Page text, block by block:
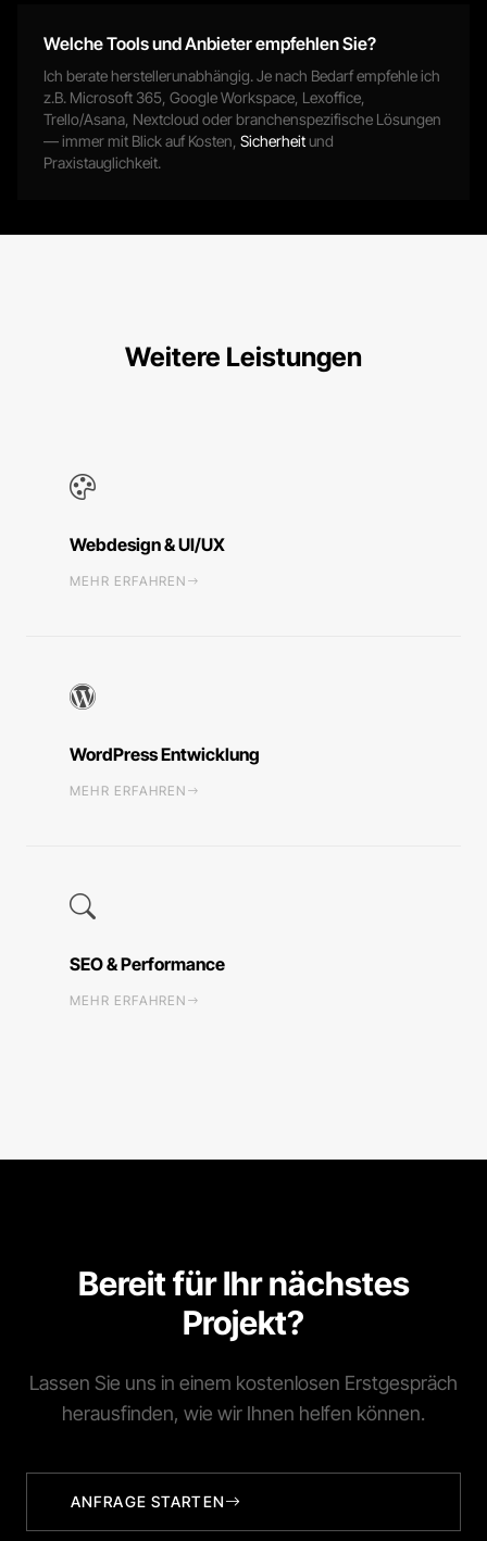
Welche Tools und Anbieter empfehlen Sie?
Ich berate herstellerunabhängig. Je nach Bedarf empfehle ich
z.B. Microsoft 365, Google Workspace, Lexoffice,
Trello/Asana, Nextcloud oder branchenspezifische Lösungen
— immer mit Blick auf Kosten, Sicherheitund
Praxistauglichkeit.
Weitere Leistungen
Webdesign & UI/UX
MEHR ERFAHREN
WordPress Entwicklung
MEHR ERFAHREN
SEO & Performance
MEHR ERFAHREN
Bereit für Ihr nächstes
Projekt?
Lassen Sie uns in einem kostenlosen Erstgespräch
herausfinden, wie wir Ihnen helfen können.
ANFRAGE STARTEN